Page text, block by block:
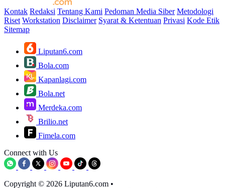
Kontak Redaksi Tentang Kami Pedoman Media Siber Metodologi
Riset Workstation Disclaimer Syarat & Ketentuan Privasi Kode Etik
Sitemap
Liputan6.com
Bola.com
Kapanlagi.com
Bola.net
Merdeka.com
Brilio.net
Fimela.com
Connect with Us
Copyright © 2026 Liputan6.com •